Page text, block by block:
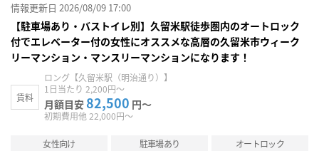
情報更新日 2026/08/09 17:00
【駐車場あり・バストイレ別】久留米駅徒歩圏内のオートロック
付でエレベーター付の女性にオススメな高層の久留米市ウィーク
リーマンション・マンスリーマンションになります！
賃料
ロング【久留米駅（明治通り）】
1日当たり 2,200円～
月額目安 82,500 円～
初期費用他 22,000円～
女性向け 駐車場あり
オートロック